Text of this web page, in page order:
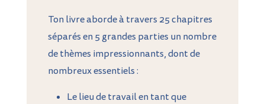
Ton livre aborde à travers 25 chapitres
séparés en 5 grandes parties un nombre
de thèmes impressionnants, dont de
nombreux essentiels :
Le lieu de travail en tant que